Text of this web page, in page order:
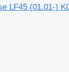
LF45 (01.01-)